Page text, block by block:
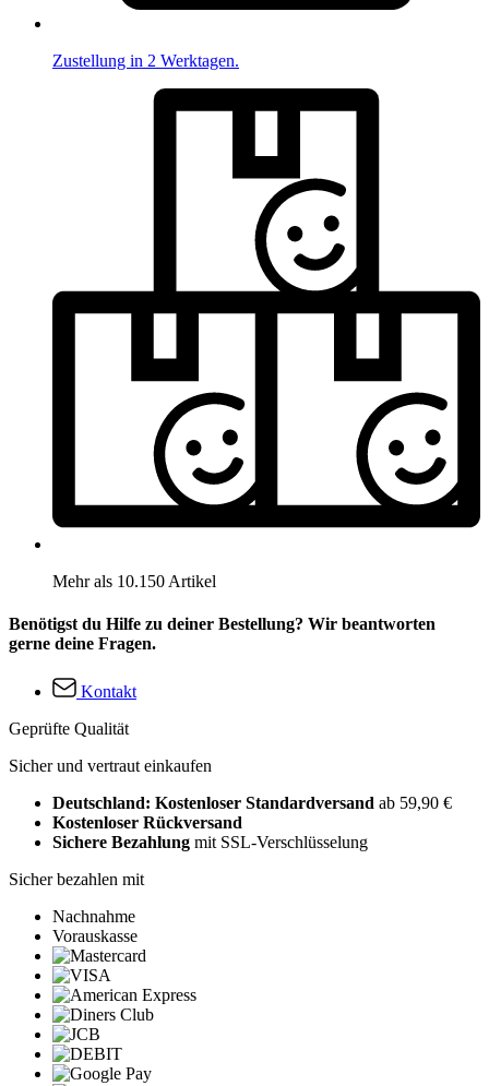
Zustellung in 2 Werktagen.
Mehr als 10.150 Artikel
Benötigst du Hilfe zu deiner Bestellung? Wir beantworten
gerne deine Fragen.
Kontakt
Geprüfte Qualität
Sicher und vertraut einkaufen
Deutschland: Kostenloser Standardversand ab 59,90 €
Kostenloser Rückversand
Sichere Bezahlung mit SSL-Verschlüsselung
Sicher bezahlen mit
Nachnahme
Vorauskasse